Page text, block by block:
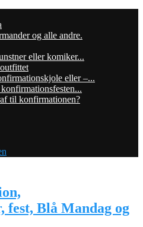
og alle andre.
eller komiker...
eller –...
til konfirmationen?